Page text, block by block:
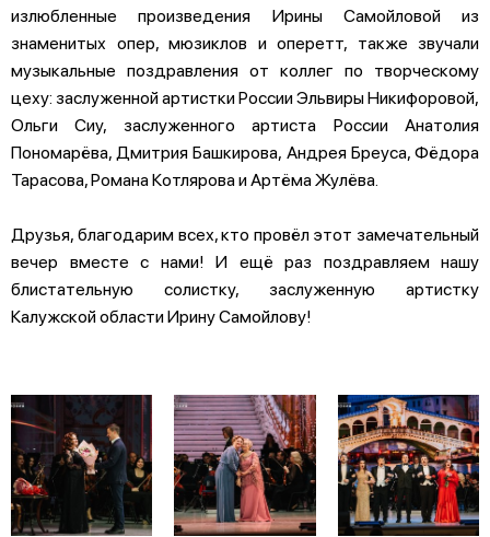
излюбленные произведения Ирины Самойловой из
знаменитых опер, мюзиклов и оперетт, также звучали
музыкальные поздравления от коллег по творческому
цеху: заслуженной артистки России Эльвиры Никифоровой,
Ольги Сиу, заслуженного артиста России Анатолия
Пономарёва, Дмитрия Башкирова, Андрея Бреуса, Фёдора
Тарасова, Романа Котлярова и Артёма Жулёва.
Друзья, благодарим всех, кто провёл этот замечательный
вечер вместе с нами! И ещё раз поздравляем нашу
блистательную солистку, заслуженную артистку
Калужской области Ирину Самойлову!